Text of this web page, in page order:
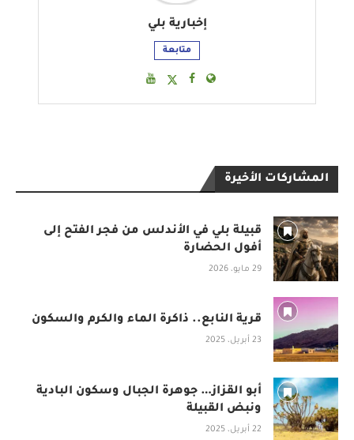
إخبارية بلي
متابعة
المشاركات الأخيرة
قبيلة بلي في الأندلس من فجر الفتح إلى
أفول الحضارة
29 مايو، 2026
قرية النابع.. ذاكرة الماء والكرم والسكون
23 أبريل، 2025
أبو القزاز… جوهرة الجبال وسكون البادية
ونبض القبيلة
22 أبريل، 2025